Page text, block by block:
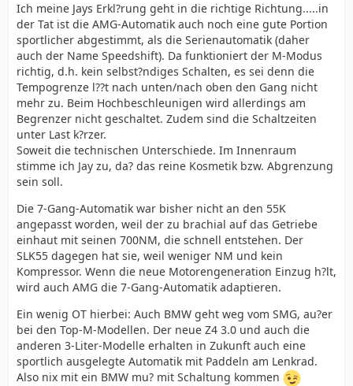
Ich meine Jays Erkl?rung geht in die richtige Richtung.....in
der Tat ist die AMG-Automatik auch noch eine gute Portion
sportlicher abgestimmt, als die Serienautomatik (daher
auch der Name Speedshift). Da funktioniert der M-Modus
richtig, d.h. kein selbst?ndiges Schalten, es sei denn die
Tempogrenze l??t nach unten/nach oben den Gang nicht
mehr zu. Beim Hochbeschleunigen wird allerdings am
Begrenzer nicht geschaltet. Zudem sind die Schaltzeiten
unter Last k?rzer.
Soweit die technischen Unterschiede. Im Innenraum
stimme ich Jay zu, da? das reine Kosmetik bzw. Abgrenzung
sein soll.
Die 7-Gang-Automatik war bisher nicht an den 55K
angepasst worden, weil der zu brachial auf das Getriebe
einhaut mit seinen 700NM, die schnell entstehen. Der
SLK55 dagegen hat sie, weil weniger NM und kein
Kompressor. Wenn die neue Motorengeneration Einzug h?lt,
wird auch AMG die 7-Gang-Automatik adaptieren.
Ein wenig OT hierbei: Auch BMW geht weg vom SMG, au?er
bei den Top-M-Modellen. Der neue Z4 3.0 und auch die
anderen 3-Liter-Modelle erhalten in Zukunft auch eine
sportlich ausgelegte Automatik mit Paddeln am Lenkrad.
Also nix mit ein BMW mu? mit Schaltung kommen